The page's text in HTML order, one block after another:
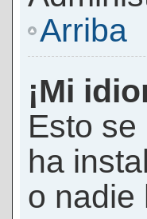
Arriba
¡Mi
Esto
ha
o nadie